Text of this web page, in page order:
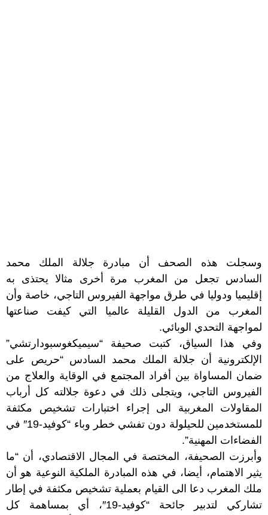
وسجلت هذه الصحف أن مبادرة جلالة الملك محمد
السادس تجعل من المغرب مرة أخرى مثالا يحتذى به
إقليميا ودوليا في طرق مواجهة الفيروس التاجي، خاصة وأن
المغرب من الدول القليلة عالميا التي كيفت صناعتها
لمواجهة التحدي الوبائي.
وفي هذا السياق، كتبت صحيفة “سيميكغوسبودارتشي”
الإلكترونية أن جلالة الملك محمد السادس “حريص على
ضمان المساواة بين أفراد المجتمع في الوقاية والعلاج من
الفيروس التاجي، ويتجلى ذلك في دعوة جلالته كل أرباب
المقاولات المغربية الى إجراء اختبارات تشخيص مكثفة
للمستخدمين للحيلولة دون تفشي خطر وباء “كوفيد-19″ في
الفضاءات المهنية”.
وأبرزت الصحيفة، المختصة في المجال الاقتصادي، أن “ما
يثير الاهتمام، أيضا، في هذه المبادرة الملكية النوعية هو أن
ملك المغرب دعا الى القيام بعملية تشخيص مكثفة في إطار
تشاركي لتدبير جائحة “كوفيد-19″، أي بمساهمة كل